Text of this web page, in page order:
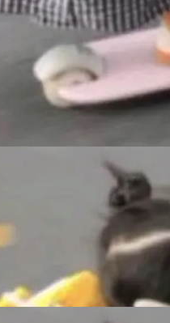
我十年秘密
象自带一
，单个数据
就被消除
源。当 cel
数据
相...
数规格除开
Ultra / Z
端机器，
REDMI No
X300 E这
/ Z Fold8 /
布，且全
它们本该
，一
操作的版
阶段。 De
最显
com
来的。git
辑：Delt
...
美元
VC 分
告，Spac
逊、Alpha
相比，Spa
然而，支
不同的面
充沛的经
Spark
话概括：
install.
规划、写
绍，Muse
谱校
视野。整个
控制难度